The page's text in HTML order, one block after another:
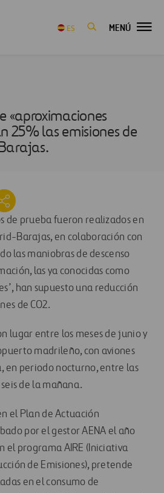
ES MENÚ
«aproximaciones
25% las emisiones de
de prueba fueron realizados en
Barajas, en colaboración con
las maniobras de descenso
las ya conocidas como
han supuesto una reducción
de CO2.
lugar entre los meses de junio y
madrileño, con aviones
en periodo nocturno, entre las
de la mañana.
el Plan de Actuación
por el gestor AENA el año
el programa AIRE (Iniciativa
de Emisiones), pretende
en el consumo de